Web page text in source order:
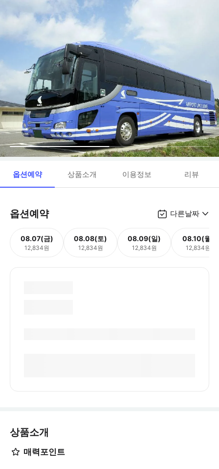
옵션예약 상품소개 이용정보 리뷰
옵션예약 다른날짜
08.07(금)
12,834원
08.08(토)
12,834원
08.09(일)
12,834원
08.10(월)
12,834원
상품소개
매력포인트